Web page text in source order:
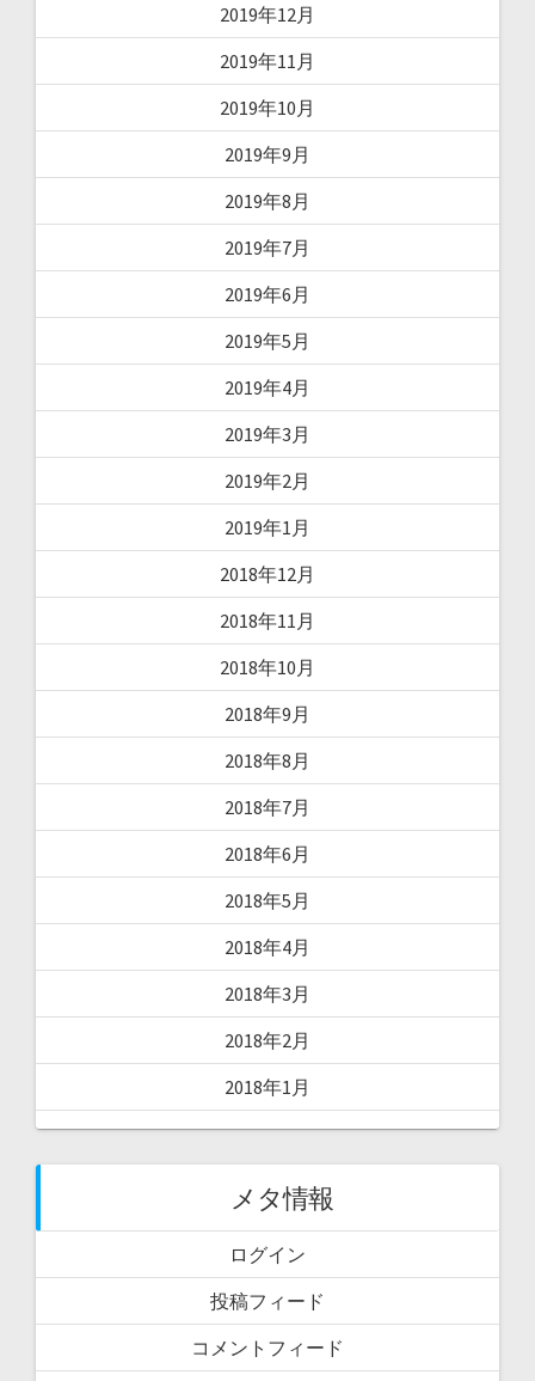
2019年12月
2019年11月
2019年10月
2019年9月
2019年8月
2019年7月
2019年6月
2019年5月
2019年4月
2019年3月
2019年2月
2019年1月
2018年12月
2018年11月
2018年10月
2018年9月
2018年8月
2018年7月
2018年6月
2018年5月
2018年4月
2018年3月
2018年2月
2018年1月
メタ情報
ログイン
投稿フィード
コメントフィード